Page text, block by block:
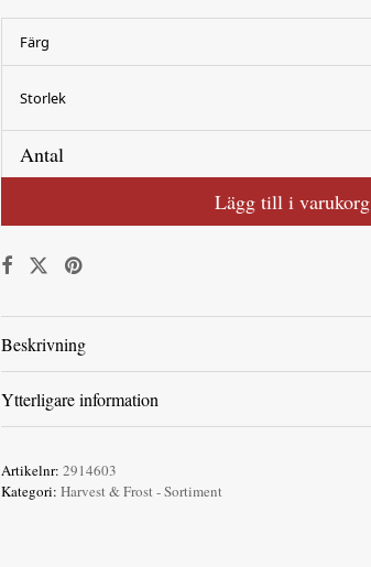
Färg
Storlek
Antal
Lägg till i varukorg
Beskrivning
Ytterligare information
Artikelnr: 2914603
Kategori: Harvest & Frost - Sortiment